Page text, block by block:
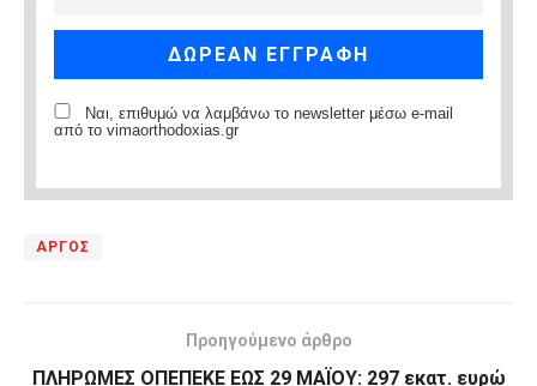
Ναι, επιθυμώ να λαμβάνω το newsletter μέσω e-mail
από το vimaorthodoxias.gr
ΑΡΓΟΣ
Προηγούμενο άρθρο
ΠΛΗΡΩΜΕΣ ΟΠΕΠΕΚΕ ΕΩΣ 29 ΜΑΪΟΥ: 297 εκατ. ευρώ